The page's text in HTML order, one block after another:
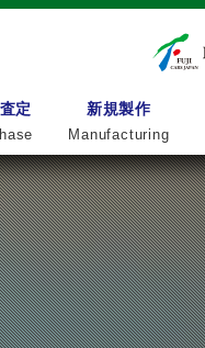
定 新規製作
Manufacturing